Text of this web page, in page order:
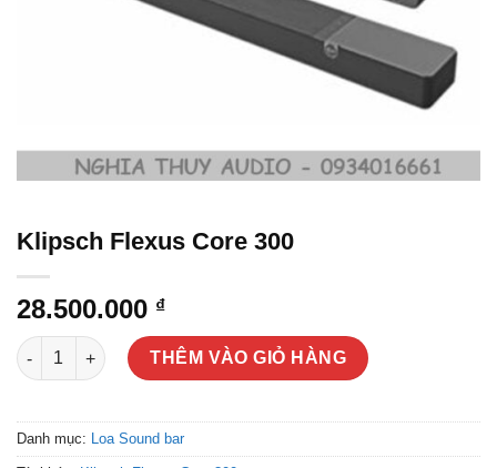
Klipsch Flexus Core 300
28.500.000 ₫
Klipsch Flexus Core 300 số lượng
THÊM VÀO GIỎ HÀNG
Danh mục: Loa Sound bar